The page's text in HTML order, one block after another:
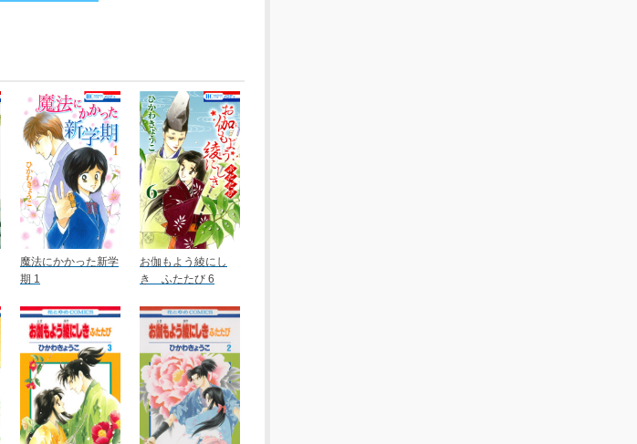
魔法にかかった新学
期 1
お伽もよう綾にし
き ふたたび 6